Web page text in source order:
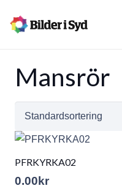
Mansrör
PFRKYRKA02
0.00 kr